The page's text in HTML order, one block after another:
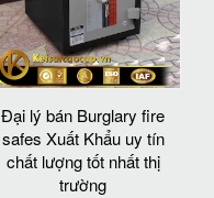
Đại lý bán Burglary fire
safes Xuất Khẩu uy tín
chất lượng tốt nhất thị
trường